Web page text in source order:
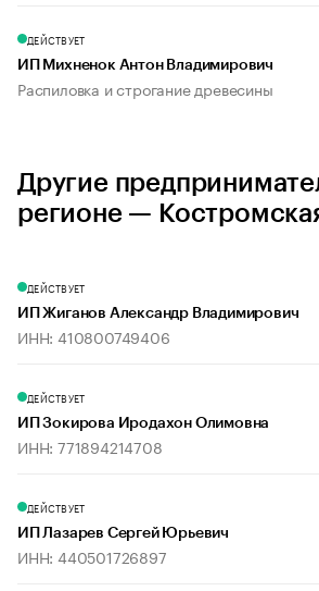
ДЕЙСТВУЕТ
ИП Михненок Антон Владимирович
Распиловка и строгание древесины
Другие
регионе —
ДЕЙСТВУЕТ
ИП Жиганов Александр Владимирович
ИНН: 410800749406
ДЕЙСТВУЕТ
ИП Зокирова Иродахон Олимовна
ИНН: 771894214708
ДЕЙСТВУЕТ
ИП Лазарев Сергей Юрьевич
ИНН: 440501726897